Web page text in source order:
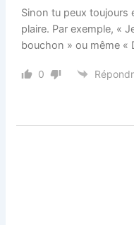
Sinon tu peux toujours
plaire. Par exemple, «
bouchon » ou même «
0